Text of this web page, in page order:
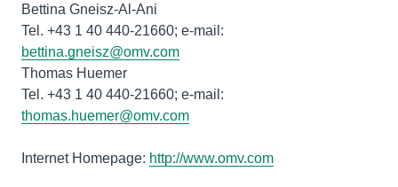
Bettina Gneisz-Al-Ani
Tel. +43 1 40 440-21660; e-mail:
bettina.gneisz@omv.com
Thomas Huemer
Tel. +43 1 40 440-21660; e-mail:
thomas.huemer@omv.com
Internet Homepage: http://www.omv.com